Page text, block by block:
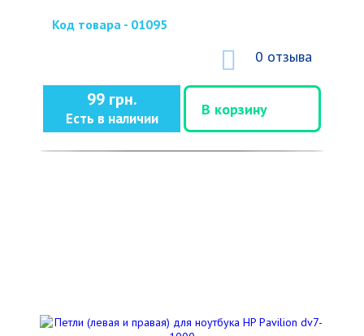
Код товара - 01095
0 отзыва
99 грн.
Есть в наличии
В корзину